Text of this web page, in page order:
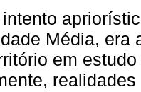
Média, era
em